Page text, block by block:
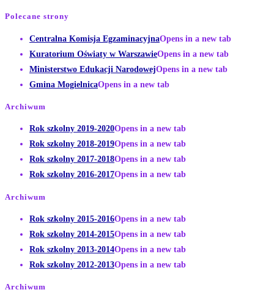
Polecane strony
Centralna Komisja EgzaminacyjnaOpens in a new tab
Kuratorium Oświaty w WarszawieOpens in a new tab
Ministerstwo Edukacji NarodowejOpens in a new tab
Gmina MogielnicaOpens in a new tab
Archiwum
Rok szkolny 2019-2020Opens in a new tab
Rok szkolny 2018-2019Opens in a new tab
Rok szkolny 2017-2018Opens in a new tab
Rok szkolny 2016-2017Opens in a new tab
Archiwum
Rok szkolny 2015-2016Opens in a new tab
Rok szkolny 2014-2015Opens in a new tab
Rok szkolny 2013-2014Opens in a new tab
Rok szkolny 2012-2013Opens in a new tab
Archiwum